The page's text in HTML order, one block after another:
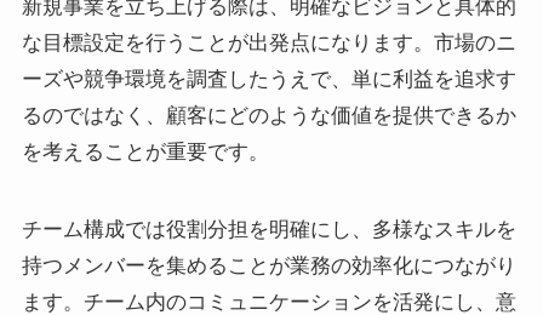
新規事業を立ち上げる際は、明確なビジョンと具体的
な目標設定を行うことが出発点になります。市場のニ
ーズや競争環境を調査したうえで、単に利益を追求す
るのではなく、顧客にどのような価値を提供できるか
を考えることが重要です。
チーム構成では役割分担を明確にし、多様なスキルを
持つメンバーを集めることが業務の効率化につながり
ます。チーム内のコミュニケーションを活発にし、意